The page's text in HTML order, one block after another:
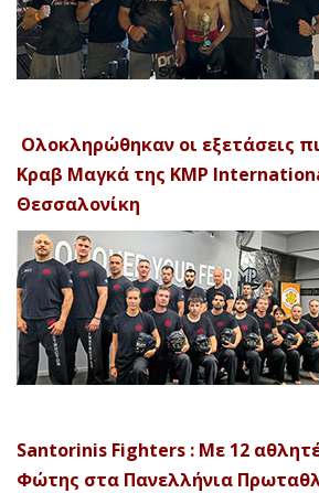
Ολοκληρώθηκαν οι εξετάσεις
Κραβ Μαγκά της KMP
Θεσσαλονίκη
Santorinis Fighters : Με 12
Φώτης στα Πανελλήνια